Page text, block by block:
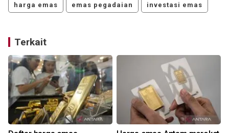
harga emas emas pegadaian investasi emas
Terkait